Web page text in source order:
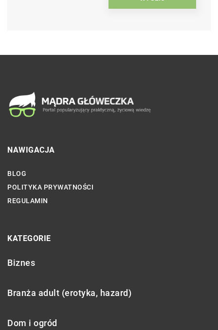
NAWIGACJA
BLOG
POLITYKA PRYWATNOŚCI
REGULAMIN
KATEGORIE
Biznes
Branża adult (erotyka, hazard)
Dom i ogród